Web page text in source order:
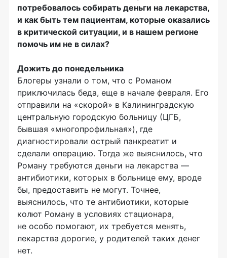
потребовалось собирать деньги на лекарства,
и как быть тем пациентам, которые оказались
в критической ситуации, и в нашем регионе
помочь им не в силах?
Дожить до понедельника
Блогеры узнали о том, что с Романом
приключилась беда, еще в начале февраля. Его
отправили на «скорой» в Калининградскую
центральную городскую больницу (ЦГБ,
бывшая «многопрофильная»), где
диагностировали острый панкреатит и
сделали операцию. Тогда же выяснилось, что
Роману требуются деньги на лекарства —
антибиотики, которых в больнице ему, вроде
бы, предоставить не могут. Точнее,
выяснилось, что те антибиотики, которые
колют Роману в условиях стационара,
не особо помогают, их требуется менять,
лекарства дорогие, у родителей таких денег
нет.